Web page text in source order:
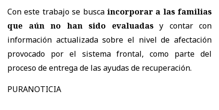
Con este trabajo se busca incorporar a las familias
que aún no han sido evaluadasy contar con
información actualizada sobre el nivel de afectación
provocado por el sistema frontal, como parte del
proceso de entrega de las ayudas de recuperación.
PURANOTICIA